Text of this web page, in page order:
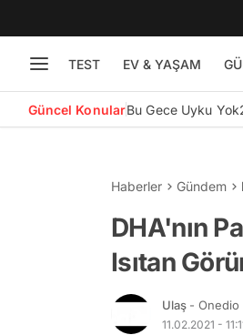
TEST EV & YAŞAM
Güncel KonularBu Gece Uyku Yok
Haberler Gündem
DHA'nın
Isıtan
Ulaş - Onedio
11.02.2021 -